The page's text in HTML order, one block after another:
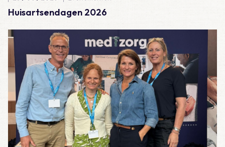
Huisartsendagen 2026
Lees meer over Verenso congres 2026